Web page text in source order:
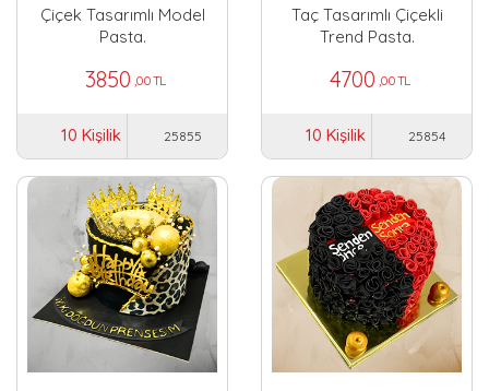
Çiçek Tasarımlı Model
Pasta.
3850 ,00 TL
10 Kişilik 25855
Taç Tasarımlı Çiçekli
Trend Pasta.
4700 ,00 TL
10 Kişilik 25854